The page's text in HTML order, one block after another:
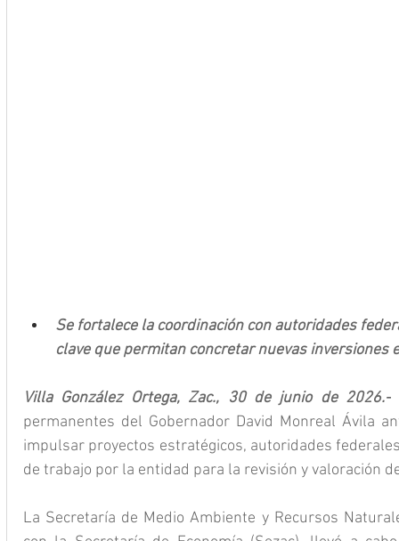
Se fortalece la coordinación con autoridades
clave que permitan concretar nuevas inversiones
Villa González Ortega, Zac., 30 de junio de 2026.-
permanentes del Gobernador David Monreal Ávila
impulsar proyectos estratégicos, autoridades
de trabajo por la entidad para la revisión y valoración
La Secretaría de Medio Ambiente y Recursos